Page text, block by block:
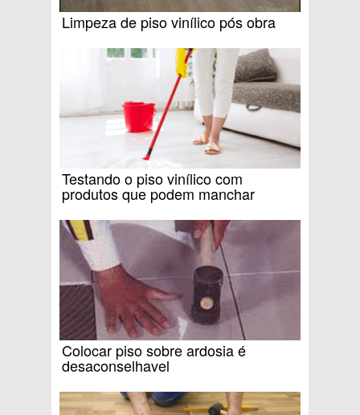
Limpeza de piso vinílico pós obra
Testando o piso vinílico com
produtos que podem manchar
Colocar piso sobre ardosia é
desaconselhavel